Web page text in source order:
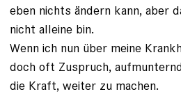
eben nichts ändern kann, aber
nicht alleine bin.
Wenn ich nun über meine
doch oft Zuspruch,
die Kraft, weiter zu machen.